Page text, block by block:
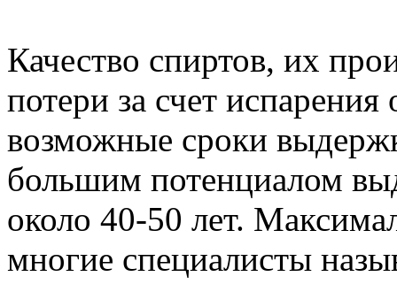
Качество спиртов, их
потери за счет
возможные сроки
большим потенциалом
около 40-50 лет.
многие специалисты